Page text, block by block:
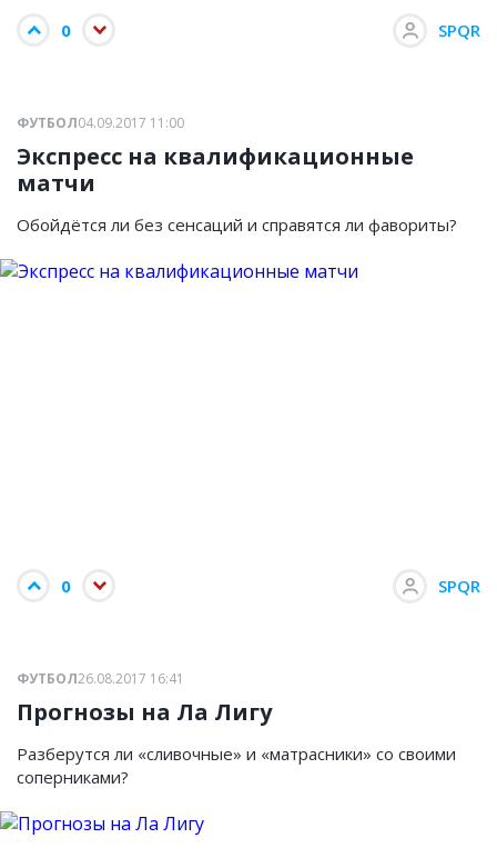
0 SPQR
ФУТБОЛ04.09.2017 11:00
Экспресс на квалификационные
матчи
Обойдётся ли без сенсаций и справятся ли фавориты?
0 SPQR
ФУТБОЛ26.08.2017 16:41
Прогнозы на Ла Лигу
Разберутся ли «сливочные» и «матрасники» со своими
соперниками?